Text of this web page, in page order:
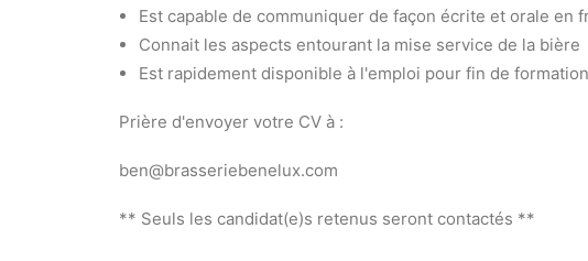
Est capable de communiquer de façon écrite et orale en
Connait les aspects entourant la mise service de la bière
Est rapidement disponible à l'emploi pour fin de formation
Prière d'envoyer votre CV à :
ben@brasseriebenelux.com
** Seuls les candidat(e)s retenus seront contactés **